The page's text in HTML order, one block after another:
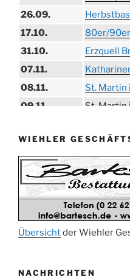
26.09.
17.10.
80er/
31.10.
Erzquell
07.11.
08.11.
St. Martin
09.11.
St. Martin
11.11.
„DÜX“ im
14.11.
15.11.
Konzert
15.11.
27.11.
Kirche
WIEHLER
Übersichtder Wiehler
NACHRICHTEN